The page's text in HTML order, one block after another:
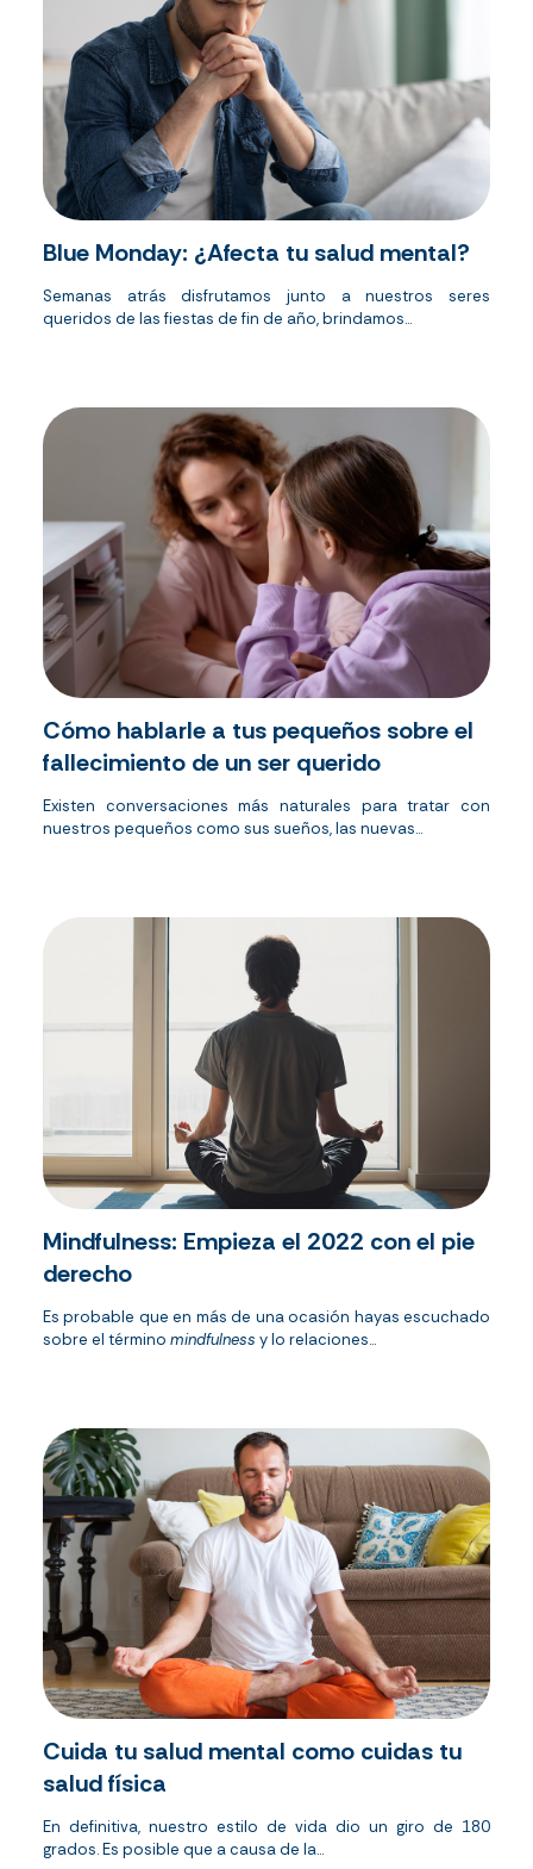
Blue Monday: ¿Afecta tu salud mental?
Semanas atrás disfrutamos junto a nuestros seres
queridos de las fiestas de fin de año, brindamos...
Cómo hablarle a tus pequeños sobre el
fallecimiento de un ser querido
Existen conversaciones más naturales para tratar con
nuestros pequeños como sus sueños, las nuevas...
Mindfulness: Empieza el 2022 con el pie
derecho
Es probable que en más de una ocasión hayas escuchado
sobre el término mindfulness y lo relaciones...
Cuida tu salud mental como cuidas tu
salud física
En definitiva, nuestro estilo de vida dio un giro de 180
grados. Es posible que a causa de la...